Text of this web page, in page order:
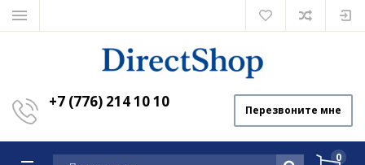
+7 (776) 214 10 10 Перезвоните мне
0